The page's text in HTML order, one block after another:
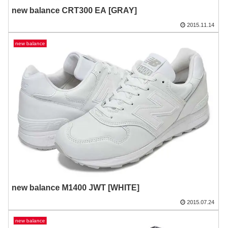
new balance CRT300 EA [GRAY]
2015.11.14
new balance
new balance M1400 JWT [WHITE]
2015.07.24
new balance